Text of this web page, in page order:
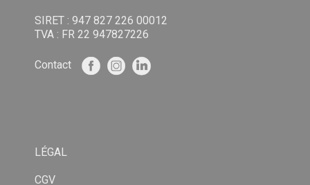
SIRET : 947 827 226 00012
TVA : FR 22 947827226
Contact
LÉGAL
CGV